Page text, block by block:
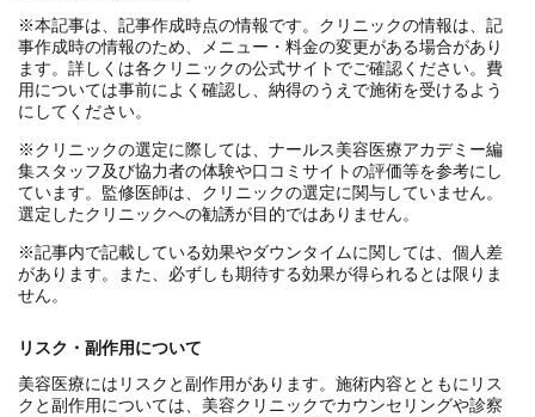
※本記事は、記事作成時点の情報です。クリニックの情報は、記
事作成時の情報のため、メニュー・料金の変更がある場合があり
ます。詳しくは各クリニックの公式サイトでご確認ください。費
用については事前によく確認し、納得のうえで施術を受けるよう
にしてください。
※クリニックの選定に際しては、ナールス美容医療アカデミー編
集スタッフ及び協力者の体験や口コミサイトの評価等を参考にし
ています。監修医師は、クリニックの選定に関与していません。
選定したクリニックへの勧誘が目的ではありません。
※記事内で記載している効果やダウンタイムに関しては、個人差
があります。また、必ずしも期待する効果が得られるとは限りま
せん。
リスク・副作用について
美容医療にはリスクと副作用があります。施術内容とともにリス
クと副作用については、美容クリニックでカウンセリングや診察